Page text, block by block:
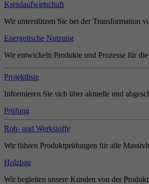
Kreislaufwirtschaft
Wir unterstützen Sie bei der Transformation
Energetische Nutzung
Wir entwickeln Produkte und Prozesse für
Projektliste
Informieren Sie sich über aktuelle und
Prüfung
Roh- und Werkstoffe
Wir führen Produktprüfungen für alle
Holzbau
Wir begleiten unsere Kunden von der